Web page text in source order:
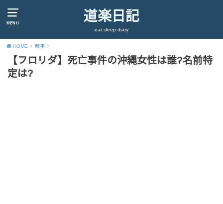
MENU 道楽日記
eat sleep diary
HOME 時事
【フロリダ】死亡事件の沖縄女性は誰?名前特
定は?